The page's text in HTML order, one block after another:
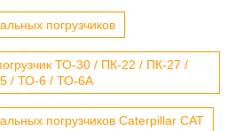
погрузчиков
ТО-30 / ПК-22 / ПК-27 /
/ ТО-6 / ТО-6А
погрузчиков Caterpillar CAT